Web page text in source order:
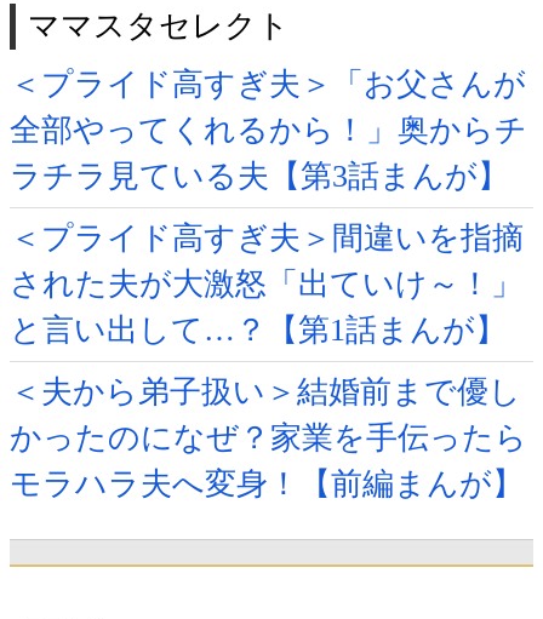
ママスタセレクト
＜プライド高すぎ夫＞「お父さんが
全部やってくれるから！」奥からチ
ラチラ見ている夫【第3話まんが】
＜プライド高すぎ夫＞間違いを指摘
された夫が大激怒「出ていけ～！」
と言い出して…？【第1話まんが】
＜夫から弟子扱い＞結婚前まで優し
かったのになぜ？家業を手伝ったら
モラハラ夫へ変身！【前編まんが】